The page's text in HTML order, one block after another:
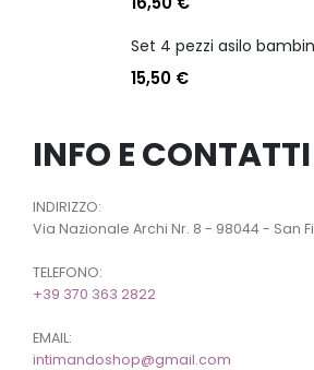
15,50 €
INFO E CONTATTI
INDIRIZZO:
Via Nazionale Archi Nr. 8 - 98044 - San
TELEFONO:
+39 370 363 2822
EMAIL:
intimandoshop@gmail.com